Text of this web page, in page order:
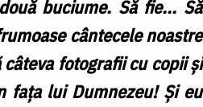
buciume. Să fie... Să
cântecele noastre
fotografii cu copii și
fața lui Dumnezeu! Și eu